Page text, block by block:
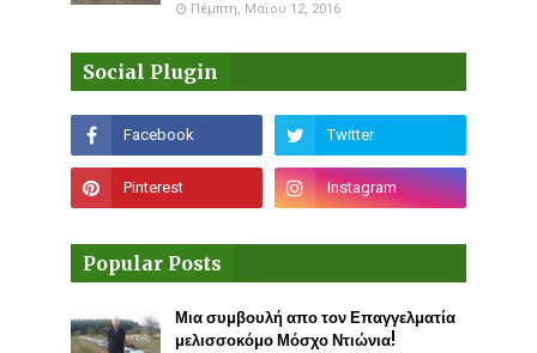
Πέμπτη, Μαΐου 12, 2016
Social Plugin
Popular Posts
Μια συμβουλή απο τον Επαγγελματία
μελισσοκόμο Μόσχο Ντιώνια!